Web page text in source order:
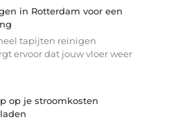
in Rotterdam voor een
tapijten reinigen
ervoor dat jouw vloer weer
op je stroomkosten